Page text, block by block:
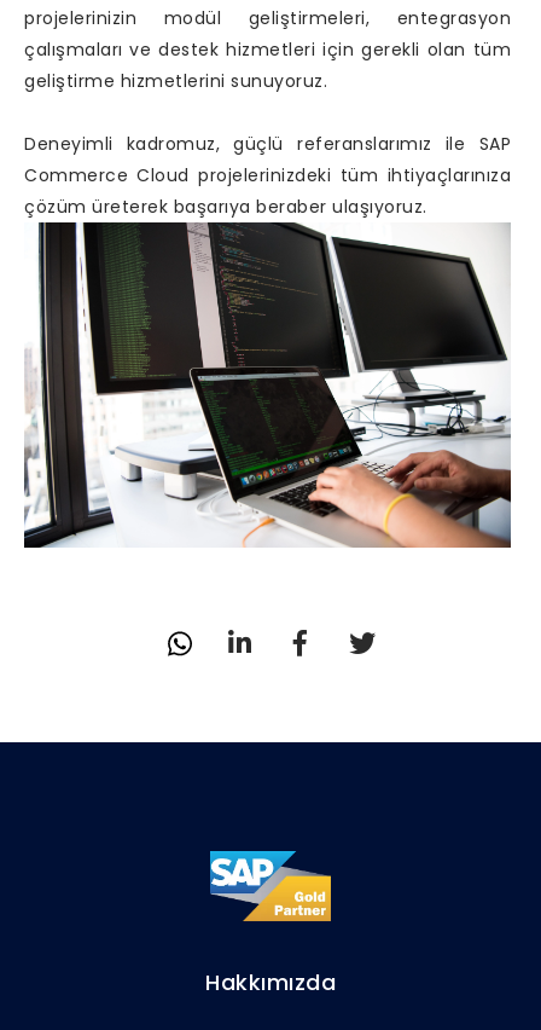
projelerinizin modül geliştirmeleri, entegrasyon
çalışmaları ve destek hizmetleri için gerekli olan tüm
geliştirme hizmetlerini sunuyoruz.
Deneyimli kadromuz, güçlü referanslarımız ile SAP
Commerce Cloud projelerinizdeki tüm ihtiyaçlarınıza
çözüm üreterek başarıya beraber ulaşıyoruz.
Hakkımızda